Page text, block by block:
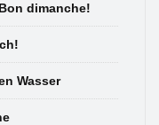
dimanche!
Wasser